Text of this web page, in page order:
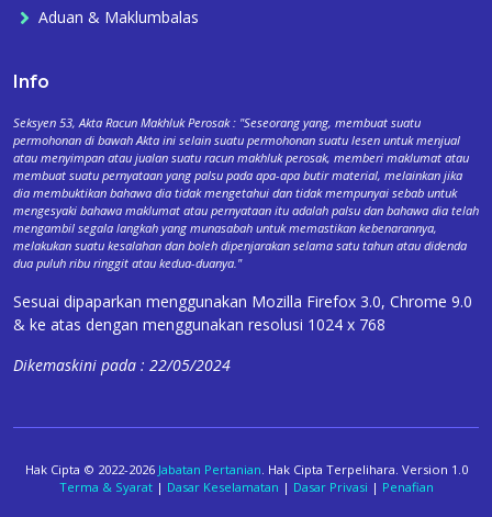
Aduan & Maklumbalas
Info
Seksyen 53, Akta Racun Makhluk Perosak : "Seseorang yang, membuat suatu
permohonan di bawah Akta ini selain suatu permohonan suatu lesen untuk menjual
atau menyimpan atau jualan suatu racun makhluk perosak, memberi maklumat atau
membuat suatu pernyataan yang palsu pada apa-apa butir material, melainkan jika
dia membuktikan bahawa dia tidak mengetahui dan tidak mempunyai sebab untuk
mengesyaki bahawa maklumat atau pernyataan itu adalah palsu dan bahawa dia telah
mengambil segala langkah yang munasabah untuk memastikan kebenarannya,
melakukan suatu kesalahan dan boleh dipenjarakan selama satu tahun atau didenda
dua puluh ribu ringgit atau kedua-duanya."
Sesuai dipaparkan menggunakan Mozilla Firefox 3.0, Chrome 9.0
& ke atas dengan menggunakan resolusi 1024 x 768
Dikemaskini pada : 22/05/2024
Hak Cipta © 2022-2026 Jabatan Pertanian. Hak Cipta Terpelihara. Version 1.0
Terma & Syarat| Dasar Keselamatan | Dasar Privasi | Penafian